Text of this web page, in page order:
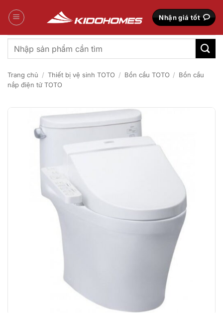
qua
Nhận giá tốt
Tìm
kiếm:
Trang chủ / Thiết bị vệ sinh TOTO / Bồn cầu TOTO / Bồn cầu
nắp điện tử TOTO